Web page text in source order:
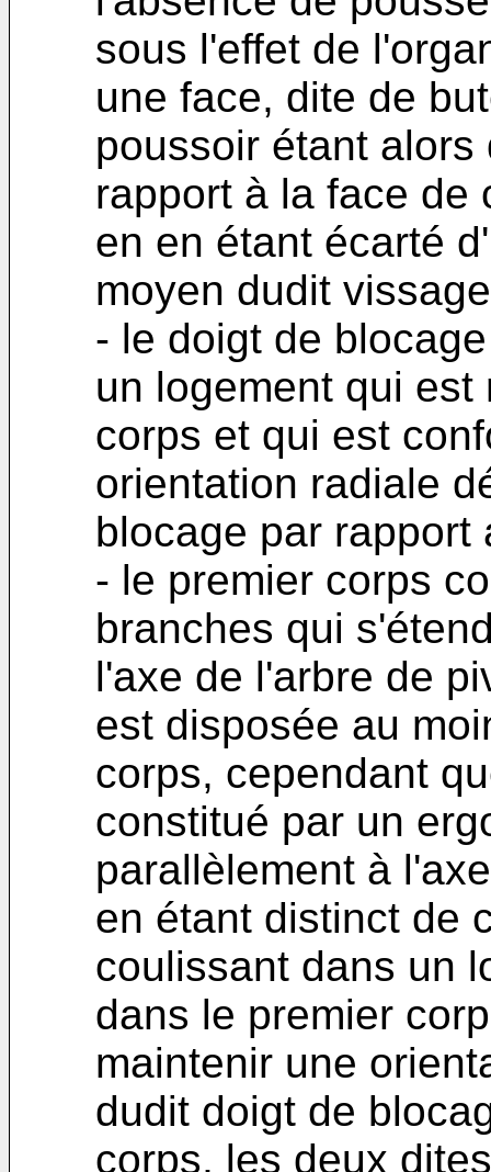
sous l'effet de
une face, dite de
poussoir étant
rapport à la face de
en en étant écarté
moyen dudit
- le doigt de
un logement qui
corps et qui est
orientation radiale
blocage par rapport
- le premier corps
branches qui
l'axe de l'arbre de
est disposée au
corps, cependant
constitué par un
parallèlement à
en étant distinct de
coulissant dans un
dans le premier
maintenir une
dudit doigt de
corps, les deux